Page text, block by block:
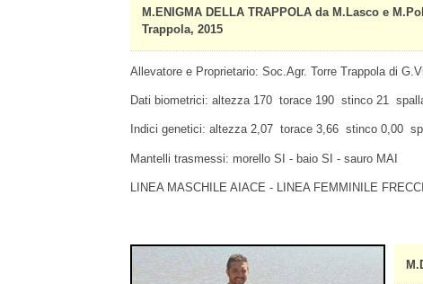
M.ENIGMA DELLA TRAPPOLA da M.Lasco e
Trappola, 2015
Allevatore e Proprietario: Soc.Agr. Torre Trappola di
Dati biometrici: altezza 170 torace 190 stinco 21
Indici genetici: altezza 2,07 torace 3,66 stinco 0,00
Mantelli trasmessi: morello SI - baio SI - sauro MAI
LINEA MASCHILE AIACE - LINEA FEMMINILE